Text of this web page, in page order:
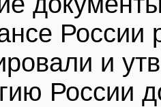
России
и
России